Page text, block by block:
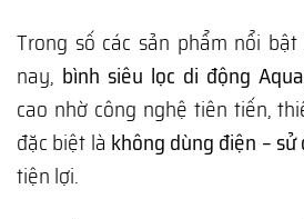
Trong số các sản phẩm nổi
nay, bình siêu lọc di động
cao nhờ công nghệ tiên tiến,
đặc biệt là không dùng điện –
tiện lợi.